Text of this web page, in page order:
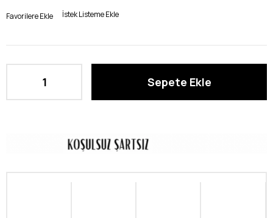
Favorilere Ekle İstek Listeme Ekle